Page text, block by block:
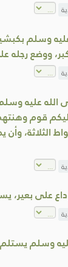
وسلم
ووضع رجله
عليه
قوم
الثلاثة، وأن
على بعير،
وسلم يستلم